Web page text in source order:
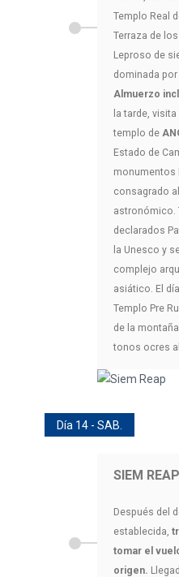
Templo Real
Terraza de
Leproso de
dominada por
Almuerzo
la tarde,
templo de
Estado de
monumentos
consagrado
astronómico.
declarados
la Unesco y
complejo
asiático. El
Templo Pre
de la
tonos ocres
Día 14 - SAB.
SIEM REAP
Después del
establecida,
tomar el
origen.